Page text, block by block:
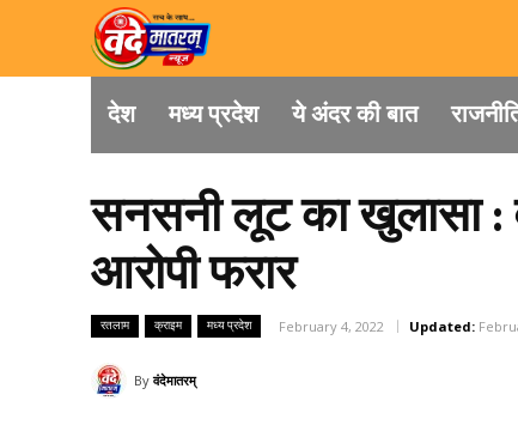
देश मध्य प्रदेश ये अंदर की बात
सनसनी लूट का खुलासा :
आरोपी फरार
रतलाम क्राइम मध्य प्रदेश February 4, 2022 Updated:
By वंदेमातरम्